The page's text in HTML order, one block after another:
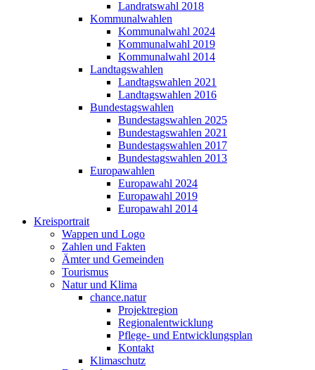
Landratswahl 2018
Kommunalwahlen
Kommunalwahl 2024
Kommunalwahl 2019
Kommunalwahl 2014
Landtagswahlen
Landtagswahlen 2021
Landtagswahlen 2016
Bundestagswahlen
Bundestagswahlen 2025
Bundestagswahlen 2021
Bundestagswahlen 2017
Bundestagswahlen 2013
Europawahlen
Europawahl 2024
Europawahl 2019
Europawahl 2014
Kreisportrait
Wappen und Logo
Zahlen und Fakten
Ämter und Gemeinden
Tourismus
Natur und Klima
chance.natur
Projektregion
Regionalentwicklung
Pflege- und Entwicklungsplan
Kontakt
Klimaschutz